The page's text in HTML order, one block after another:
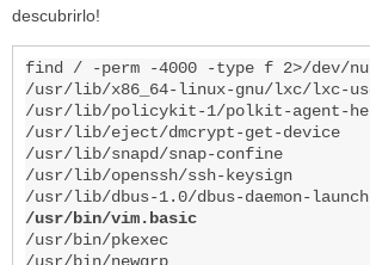
descubrirlo!
find / -perm -4000 -type f 2>/dev/
/usr/lib/x86_64-linux-gnu/lxc/lxc-
/usr/lib/policykit-1/polkit-agent-
/usr/lib/eject/dmcrypt-get-device
/usr/lib/snapd/snap-confine
/usr/lib/openssh/ssh-keysign
/usr/bin/vim.basic
/usr/bin/pkexec